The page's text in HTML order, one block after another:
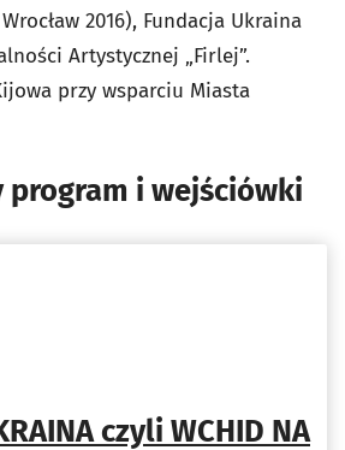
2016), Fundacja Ukraina
Artystycznej „Firlej”.
przy wsparciu Miasta
program i wejściówki
czyli WCHID NA